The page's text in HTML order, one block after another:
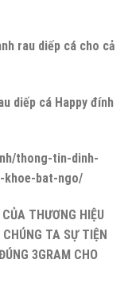
rau diếp cá cho cả
diếp cá Happy đính
thong-tin-dinh-
khoe-bat-ngo/
THƯƠNG HIỆU
TA SỰ TIỆN
3GRAM CHO